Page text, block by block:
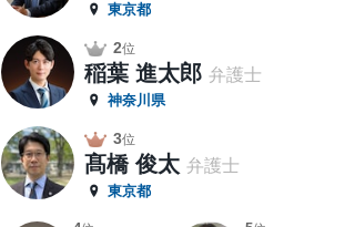
東京都
2位
稲葉 進太郎 弁護士
神奈川県
3位
髙橋 俊太 弁護士
東京都